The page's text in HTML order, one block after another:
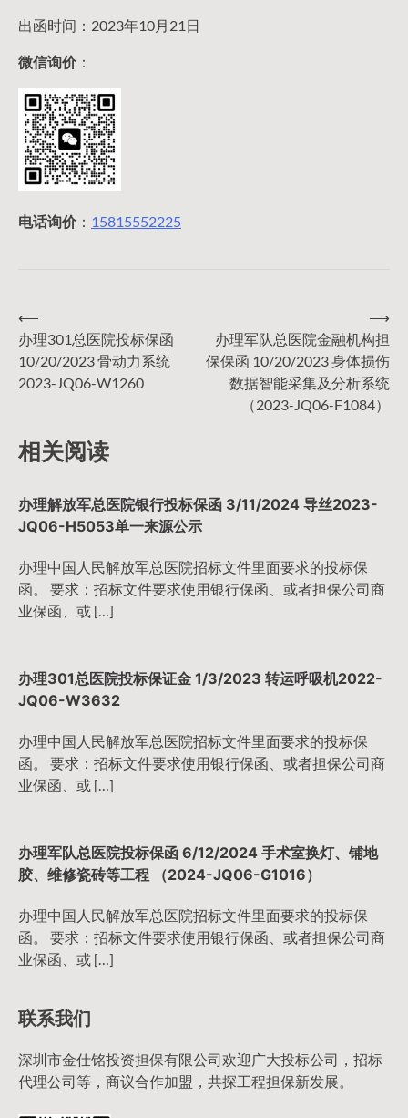
出函时间：2023年10月21日
微信询价：
电话询价： 15815552225
文
章
导
⟵
办理301总医院投标保函
10/20/2023 骨动力系统
2023-JQ06-W1260
办理军队总医院金融机构担
保保函 10/20/2023 身体损伤
数据智能采集及分析系统
（2023-JQ06-F1084）
⟶
相关阅读
办理解放军总医院银行投标保函 3/11/2024 导丝2023-
JQ06-H5053单一来源公示
办理中国人民解放军总医院招标文件里面要求的投标保
函。 要求：招标文件要求使用银行保函、或者担保公司商
业保函、或 […]
办理301总医院投标保证金 1/3/2023 转运呼吸机2022-
JQ06-W3632
办理中国人民解放军总医院招标文件里面要求的投标保
函。 要求：招标文件要求使用银行保函、或者担保公司商
业保函、或 […]
办理军队总医院投标保函 6/12/2024 手术室换灯、铺地
胶、维修瓷砖等工程 （2024-JQ06-G1016）
办理中国人民解放军总医院招标文件里面要求的投标保
函。 要求：招标文件要求使用银行保函、或者担保公司商
业保函、或 […]
联系我们
深圳市金仕铭投资担保有限公司欢迎广大投标公司，招标
代理公司等，商议合作加盟，共探工程担保新发展。